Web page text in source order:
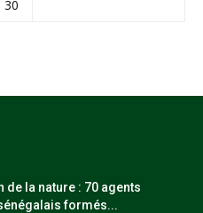
30
de la nature : 70 agents
formés...